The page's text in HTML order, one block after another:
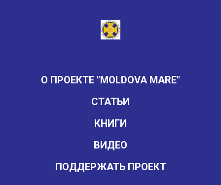
О ПРОЕКТЕ "MOLDOVA MARE"
СТАТЬИ
КНИГИ
ВИДЕО
ПОДДЕРЖАТЬ ПРОЕКТ